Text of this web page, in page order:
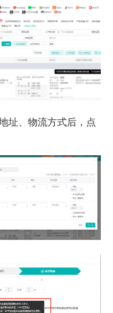
址、物流方式后，点